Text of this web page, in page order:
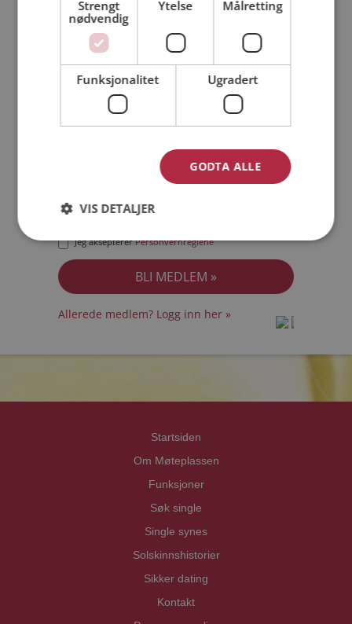
Jeg er en:
Jeg akseptererPersonvernreglene
Allerede medlem? Logg inn her »
Startsiden
Om Møteplassen
Funksjoner
Søk single
Single synes
Solskinnshistorier
Sikker dating
Kontakt
Strengt
nødvendig
Ytelse Målretting
Funksjonalitet Ugradert
GODTA ALLE
VIS DETALJER